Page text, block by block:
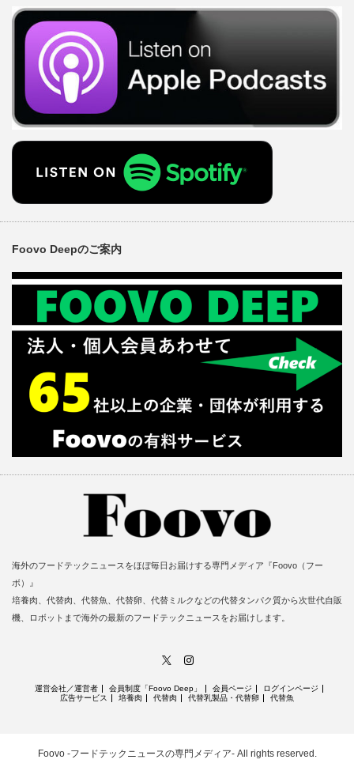
Foovo Deepのご案内
海外のフードテックニュースをほぼ毎日お届けする専門メディア『Foovo（フー
ボ）』
培養肉、代替肉、代替魚、代替卵、代替ミルクなどの代替タンパク質から次世代自販
機、ロボットまで海外の最新のフードテックニュースをお届けします。
運営会社／運営者 会員制度「Foovo Deep」 会員ページ
ログインページ
広告サービス
培養肉 代替肉 代替乳製品・代替卵 代替魚
Foovo -フードテックニュースの専門メディア-All rights reserved.